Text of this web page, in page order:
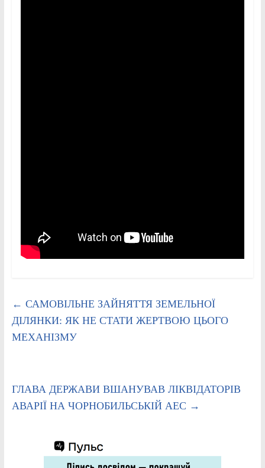
← САМОВІЛЬНЕ ЗАЙНЯТТЯ ЗЕМЕЛЬНОЇ
ДІЛЯНКИ: ЯК НЕ СТАТИ ЖЕРТВОЮ ЦЬОГО
МЕХАНІЗМУ
ГЛАВА ДЕРЖАВИ ВШАНУВАВ ЛІКВІДАТОРІВ
АВАРІЇ НА ЧОРНОБИЛЬСЬКІЙ АЕС →